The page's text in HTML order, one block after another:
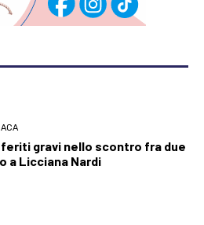
feriti gravi nello scontro fra due
a Licciana Nardi